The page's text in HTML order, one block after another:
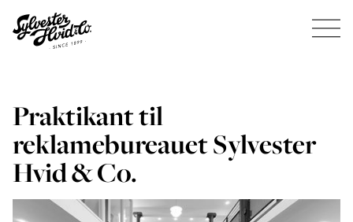
Praktikant til
reklamebureauet Sylvester
Hvid & Co.